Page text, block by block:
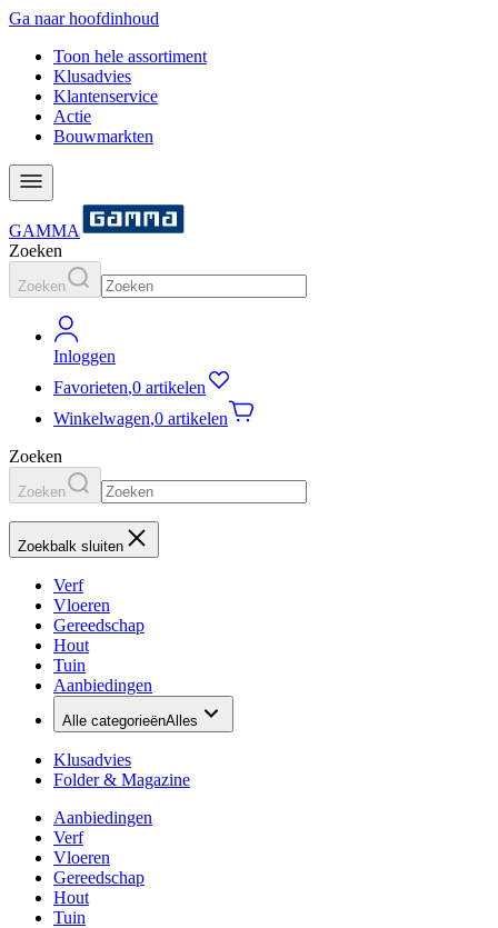
Ga naar hoofdinhoud
Toon hele assortiment
Klusadvies
Klantenservice
Actie
Bouwmarkten
GAMMA
Zoeken
Zoeken
Inloggen
Favorieten,0 artikelen
Winkelwagen,0 artikelen
Zoeken
Zoeken
Zoekbalk sluiten
Verf
Vloeren
Gereedschap
Hout
Tuin
Aanbiedingen
Alle categorieënAlles
Klusadvies
Folder & Magazine
Aanbiedingen
Verf
Vloeren
Gereedschap
Hout
Tuin